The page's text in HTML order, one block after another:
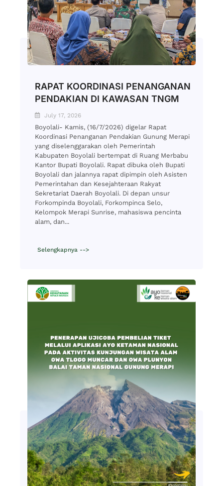
RAPAT KOORDINASI PENANGANAN
PENDAKIAN DI KAWASAN TNGM
July 17, 2026
Boyolali- Kamis, (16/7/2026) digelar Rapat
Koordinasi Penanganan Pendakian Gunung Merapi
yang diselenggarakan oleh Pemerintah
Kabupaten Boyolali bertempat di Ruang Merbabu
Kantor Bupati Boyolali. Rapat dibuka oleh Bupati
Boyolali dan jalannya rapat dipimpin oleh Asisten
Pemerintahan dan Kesejahteraan Rakyat
Sekretariat Daerah Boyolali. Di depan unsur
Forkompinda Boyolali, Forkompinca Selo,
Kelompok Merapi Sunrise, mahasiswa pencinta
alam, dan...
Selengkapnya -->